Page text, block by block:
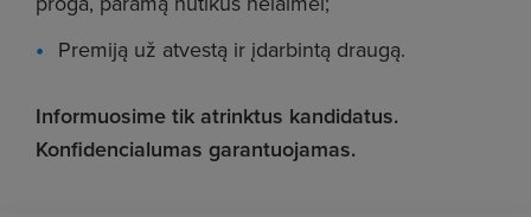
Premiją už atvestą ir įdarbintą draugą.
Informuosime tik atrinktus kandidatus.
Konfidencialumas garantuojamas.